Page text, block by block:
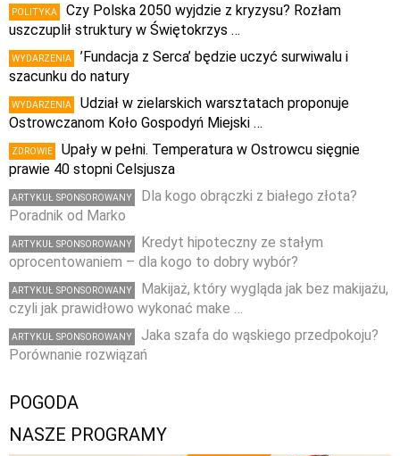
POLITYKA
Czy Polska 2050 wyjdzie z kryzysu? Rozłam
uszczuplił struktury w Świętokrzys …
WYDARZENIA
’Fundacja z Serca’ będzie uczyć surwiwalu i
szacunku do natury
WYDARZENIA
Udział w zielarskich warsztatach proponuje
Ostrowczanom Koło Gospodyń Miejski …
ZDROWIE
Upały w pełni. Temperatura w Ostrowcu sięgnie
prawie 40 stopni Celsjusza
ARTYKUŁ SPONSOROWANY
Dla kogo obrączki z białego złota?
Poradnik od Marko
ARTYKUŁ SPONSOROWANY
Kredyt hipoteczny ze stałym
oprocentowaniem – dla kogo to dobry wybór?
ARTYKUŁ SPONSOROWANY
Makijaż, który wygląda jak bez makijażu,
czyli jak prawidłowo wykonać make …
ARTYKUŁ SPONSOROWANY
Jaka szafa do wąskiego przedpokoju?
Porównanie rozwiązań
POGODA
NASZE PROGRAMY